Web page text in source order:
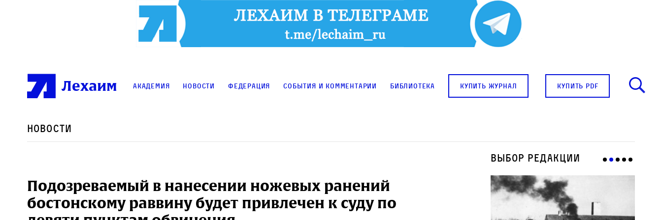
Лехаим Академия Новости Федерация События и комментарии Библиотека купить журнал купить pdf
Новости
Подозреваемый в нанесении ножевых ранений
бостонскому раввину будет привлечен к суду по
Выбор редакции